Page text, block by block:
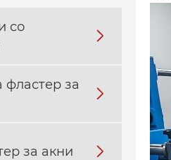
со

за

за акни 